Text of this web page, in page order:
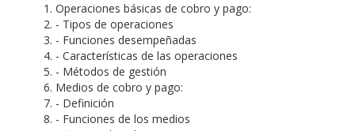
Operaciones básicas de cobro y pago:
- Tipos de operaciones
- Funciones desempeñadas
- Características de las operaciones
- Métodos de gestión
Medios de cobro y pago:
- Definición
- Funciones de los medios